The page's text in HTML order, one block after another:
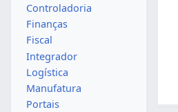
Controladoria
Finanças
Fiscal
Integrador
Logística
Manufatura
Portais